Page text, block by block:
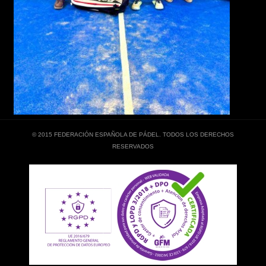
© 2015 FEDERACIÓN ESPAÑOLA DE PÁDEL. TODOS LOS DERECHOS
RESERVADOS